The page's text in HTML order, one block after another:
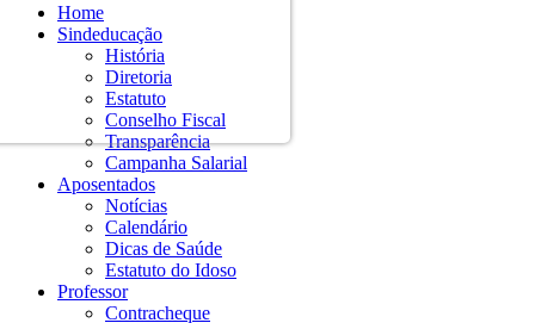
Home
Sindeducação
História
Diretoria
Estatuto
Conselho Fiscal
Transparência
Campanha Salarial
Aposentados
Notícias
Calendário
Dicas de Saúde
Estatuto do Idoso
Professor
Contracheque